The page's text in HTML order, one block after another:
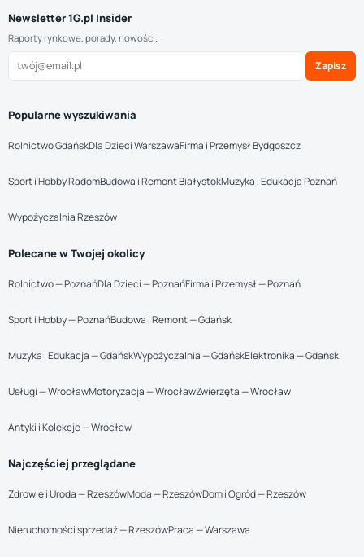
Newsletter 1G.pl Insider
Raporty rynkowe, porady, nowości.
Zapisz
Popularne wyszukiwania
Rolnictwo GdańskDla Dzieci WarszawaFirma i Przemysł Bydgoszcz
Sport i Hobby RadomBudowa i Remont BiałystokMuzyka i Edukacja Poznań
Wypożyczalnia Rzeszów
Polecane w Twojej okolicy
Rolnictwo — PoznańDla Dzieci — PoznańFirma i Przemysł — Poznań
Sport i Hobby — PoznańBudowa i Remont — Gdańsk
Muzyka i Edukacja — GdańskWypożyczalnia — GdańskElektronika — Gdańsk
Usługi — WrocławMotoryzacja — WrocławZwierzęta — Wrocław
Antyki i Kolekcje — Wrocław
Najczęściej przeglądane
Zdrowie i Uroda — RzeszówModa — RzeszówDom i Ogród — Rzeszów
Nieruchomości sprzedaż — RzeszówPraca — Warszawa